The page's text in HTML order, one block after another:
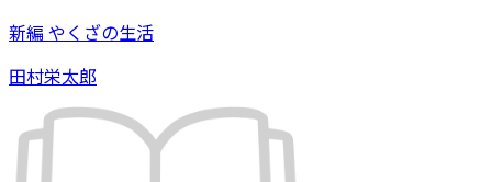
新編 やくざの生活
田村栄太郎